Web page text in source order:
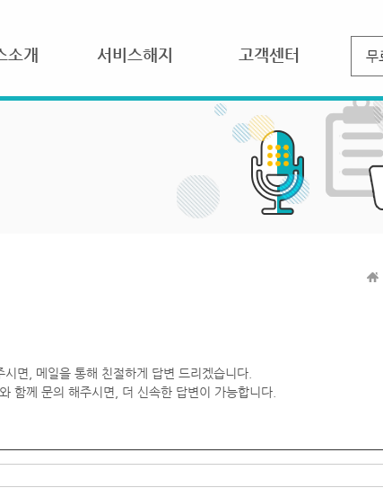
소개 서비스해지 고객센터
면, 메일을 통해 친절하게 답변 드리겠습니다.
함께 문의 해주시면, 더 신속한 답변이 가능합니다.